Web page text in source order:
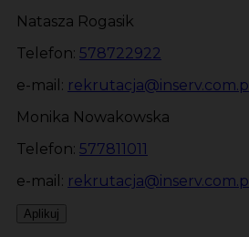
Natasza Rogasik
Telefon: 578722922
e-mail: rekrutacja@inserv.com.pl
Monika Nowakowska
Telefon: 577811011
e-mail: rekrutacja@inserv.com.pl
Aplikuj